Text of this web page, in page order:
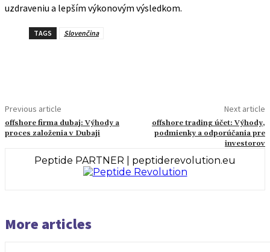
uzdraveniu a lepším výkonovým výsledkom.
TAGS Slovenčina
Previous article
offshore firma dubaj: Výhody a
proces založenia v Dubaji
Next article
offshore trading účet: Výhody,
podmienky a odporúčania pre
investorov
Peptide PARTNER | peptiderevolution.eu
More articles